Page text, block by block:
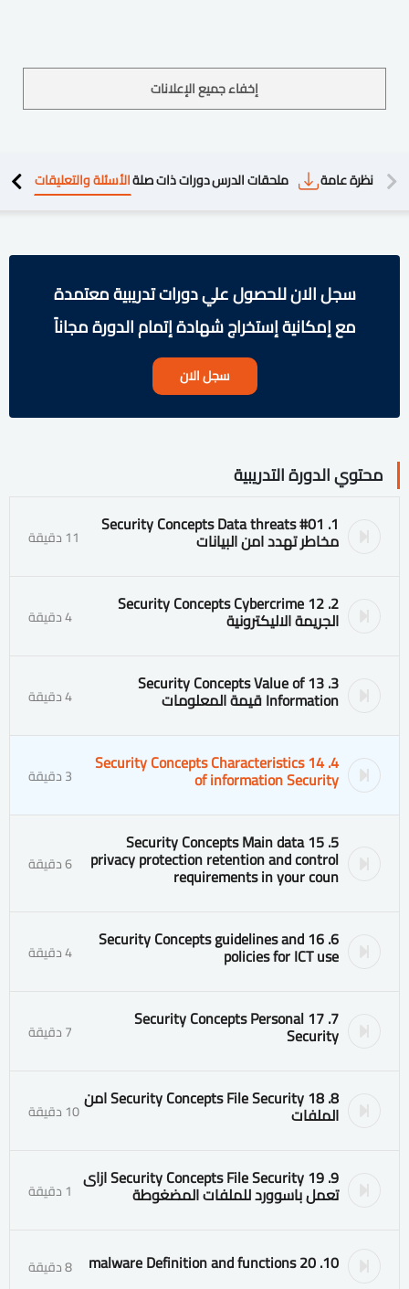
إخفاء جميع الإعلانات
نظرة عامة ملحقات الدرسدورات ذات صلةالأسئلة والتعليقات
سجل الان للحصول علي دورات تدريبية معتمدة
مع إمكانية إستخراج شهادة إتمام الدورة مجاناً
سجل الان
محتوي الدورة التدريبية
1. #01 Security Concepts Data threats
مخاطر تهدد امن البيانات 11 دقيقة
2. 12 Security Concepts Cybercrime
الجريمة الاليكترونية 4 دقيقة
3. 13 Security Concepts Value of
Information قيمة المعلومات 4 دقيقة
4. 14 Security Concepts Characteristics
of information Security 3 دقيقة
5. 15 Security Concepts Main data
privacy protection retention and control
requirements in your coun 6 دقيقة
6. 16 Security Concepts guidelines and
policies for ICT use 4 دقيقة
7. 17 Security Concepts Personal
Security 7 دقيقة
8. 18 Security Concepts File Security امن
الملفات 10 دقيقة
9. 19 Security Concepts File Security ازاى
تعمل باسوورد للملفات المضغوطة 1 دقيقة
10. 20 malware Definition and functions 8 دقيقة